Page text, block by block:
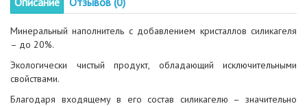
Минеральный наполнитель с добавлением кристаллов силикагеля
– до 20%.
Экологически чистый продукт, обладающий исключительными
свойствами.
Благодаря входящему в его состав силикагелю – значительно